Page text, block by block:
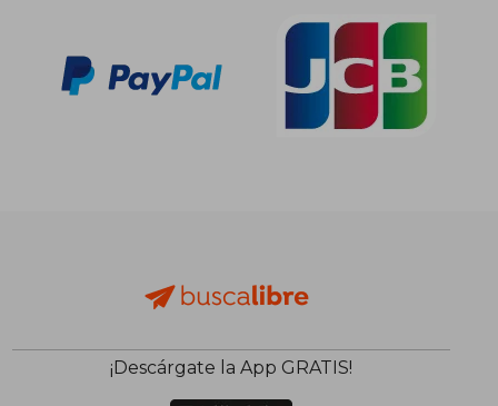
¡Descárgate la App GRATIS!